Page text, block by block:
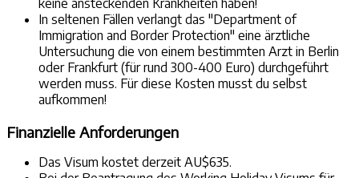
keine ansteckenden Krankheiten haben!
In seltenen Fällen verlangt das "Department of
Immigration and Border Protection" eine ärztliche
Untersuchung die von einem bestimmten Arzt in Berlin
oder Frankfurt (für rund 300-400 Euro) durchgeführt
werden muss. Für diese Kosten musst du selbst
aufkommen!
Finanzielle Anforderungen
Das Visum kostet derzeit AU$635.